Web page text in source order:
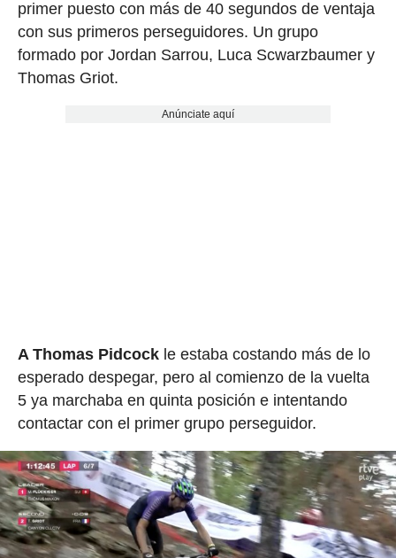
primer puesto con más de 40 segundos de ventaja
con sus primeros perseguidores. Un grupo
formado por Jordan Sarrou, Luca Scwarzbaumer y
Thomas Griot.
Anúnciate aquí
A Thomas Pidcock le estaba costando más de lo
esperado despegar, pero al comienzo de la vuelta
5 ya marchaba en quinta posición e intentando
contactar con el primer grupo perseguidor.